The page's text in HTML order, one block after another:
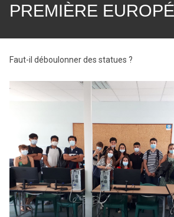
PREMIÈRE
Faut-il déboulonner des statues ?